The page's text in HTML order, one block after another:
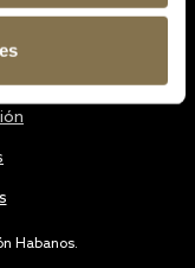
Habanos.